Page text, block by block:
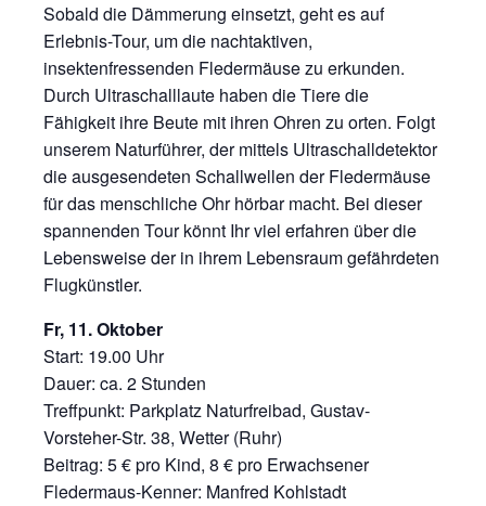
Sobald die Dämmerung einsetzt, geht es auf
Erlebnis-Tour, um die nachtaktiven,
insektenfressenden Fledermäuse zu erkunden.
Durch Ultraschalllaute haben die Tiere die
Fähigkeit ihre Beute mit ihren Ohren zu orten. Folgt
unserem Naturführer, der mittels Ultraschalldetektor
die ausgesendeten Schallwellen der Fledermäuse
für das menschliche Ohr hörbar macht. Bei dieser
spannenden Tour könnt Ihr viel erfahren über die
Lebensweise der in ihrem Lebensraum gefährdeten
Flugkünstler.
Fr, 11. Oktober
Start: 19.00 Uhr
Dauer: ca. 2 Stunden
Treffpunkt: Parkplatz Naturfreibad, Gustav-
Vorsteher-Str. 38, Wetter (Ruhr)
Beitrag: 5 € pro Kind, 8 € pro Erwachsener
Fledermaus-Kenner: Manfred Kohlstadt